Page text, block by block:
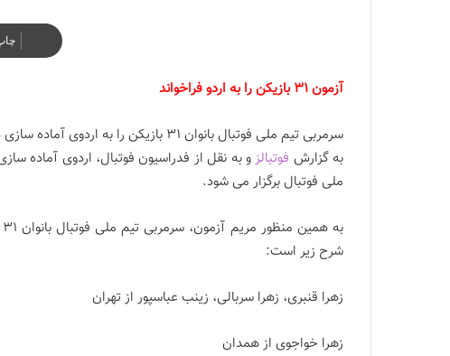
آزمون 31 بازیکن را به اردو فراخواند
سرمربی تیم ملی فوتبال بانوان 31 بازیکن را به اردوی آماده سازی دعوت کرد.
به گزارش فوتبالز
ملی فوتبال برگزار می شود.
شرح زیر است:
زهرا قنبری، زهرا سربالی، زینب عباسپور از تهران
زهرا خواجوی از همدان